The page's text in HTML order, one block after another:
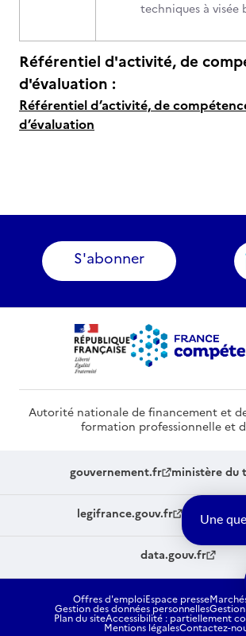
techniques à visée
Référentiel d'activité, de
d'évaluation :
Référentiel d’activité, de
d’évaluation
S'abonner
Autorité nationale de financement et
formation professionnelle et
gouvernement.fr ministère du
legifrance.gouv.fr service-
data.gouv.fr
Offres d'emploiEspace presse
Gestion des données personnelles
Plan du siteAccessibilité : partiellement
Mentions légalesContactez-
Une